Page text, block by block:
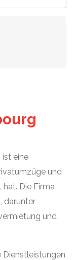
ist eine
und
hat. Die Firma
darunter
und